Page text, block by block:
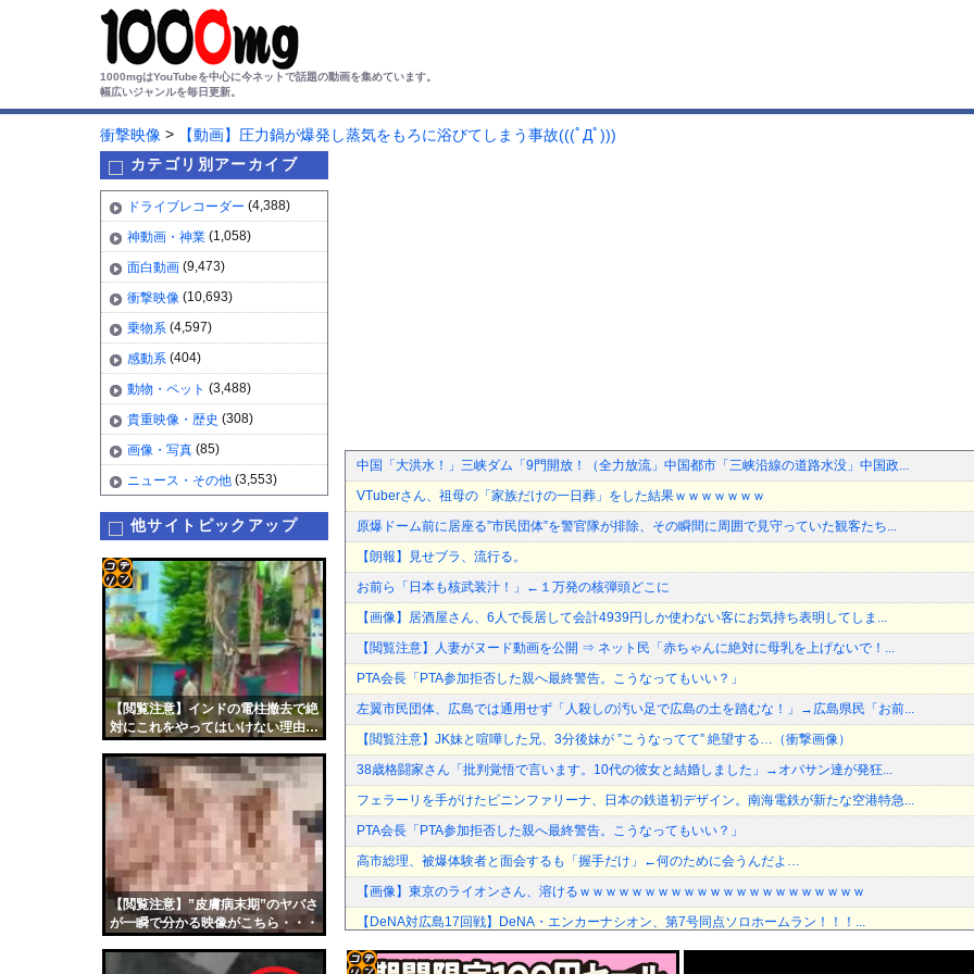
1000mgはYouTubeを中心に今ネットで話題の動画を集めています。
幅広いジャンルを毎日更新。
衝撃映像 >
【動画】圧力鍋が爆発し蒸気をもろに浴びてしまう事故(((ﾟДﾟ)))
カテゴリ別アーカイブ
ドライブレコーダー (4,388)
神動画・神業 (1,058)
面白動画 (9,473)
衝撃映像 (10,693)
乗物系 (4,597)
感動系 (404)
動物・ペット (3,488)
貴重映像・歴史 (308)
画像・写真 (85)
ニュース・その他 (3,553)
他サイトピックアップ
【閲覧注意】インドの電柱撤去で絶
対にこれをやってはいけない理由…
【閲覧注意】”皮膚病末期”のヤバさ
が一瞬で分かる映像がこちら・・・
コテ
リン
- 固
定リ
ンク
自動
更新
ツー
ル
中国「大洪水！」三峡ダム「9門開放！（全力放流」中国都市「三峡沿線の道路水没」中国政...
VTuberさん、祖母の「家族だけの一日葬」をした結果ｗｗｗｗｗｗｗ
原爆ドーム前に居座る”市民団体”を警官隊が排除、その瞬間に周囲で見守っていた観客たち...
【朗報】見せブラ、流行る。
お前ら「日本も核武装汁！」←１万発の核弾頭どこに
【画像】居酒屋さん、6人で長居して会計4939円しか使わない客にお気持ち表明してしま...
【閲覧注意】人妻がヌード動画を公開 ⇒ ネット民「赤ちゃんに絶対に母乳を上げないで！...
PTA会長「PTA参加拒否した親へ最終警告。こうなってもいい？」
左翼市民団体、広島では通用せず「人殺しの汚い足で広島の土を踏むな！」→広島県民「お前...
【閲覧注意】JK妹と喧嘩した兄、3分後妹が ”こうなってて” 絶望する…（衝撃画像）
38歳格闘家さん「批判覚悟で言います。10代の彼女と結婚しました」→オバサン達が発狂...
フェラーリを手がけたピニンファリーナ、日本の鉄道初デザイン。南海電鉄が新たな空港特急...
PTA会長「PTA参加拒否した親へ最終警告。こうなってもいい？」
高市総理、被爆体験者と面会するも「握手だけ」←何のために会うんだよ…
【画像】東京のライオンさん、溶けるｗｗｗｗｗｗｗｗｗｗｗｗｗｗｗｗｗｗｗｗｗｗ
【DeNA対広島17回戦】DeNA・エンカーナシオン、第7号同点ソロホームラン！！！...
【悲報】落語家「リベラルは多様性を認めろ！と言いながら自分達と違う意見には執拗に攻撃...